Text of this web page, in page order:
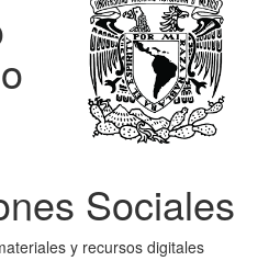
Sociales
y recursos digitales